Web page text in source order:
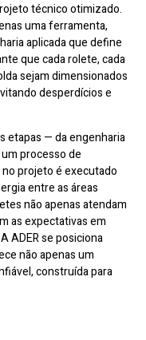
técnico otimizado.
uma ferramenta,
aplicada que define
que cada rolete, cada
sejam dimensionados
desperdícios e
etapas — da engenharia
processo de
projeto é executado
entre as áreas
não apenas atendam
as expectativas em
ADER se posiciona
não apenas um
construída para